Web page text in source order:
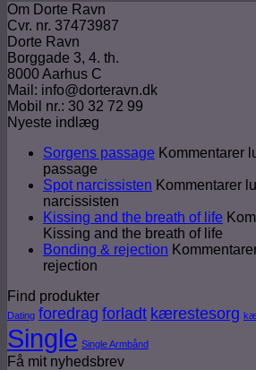
Om Dorte Ravn
Cvr. nr. 37473987
Dorte Ravn
Borggade 3, 4. th.
8000 Aarhus C
Mail: info@dorteravn.dk
Mobil nr.: 30 32 72 99
Nyeste indlæg
Sorgens passage Kommentarer
passage
Spot narcissisten Kommentarer
narcissisten
Kissing and the breath of life
Kissing and the breath of life
Bonding & rejection
rejection
Find produkter
Dating foredrag forladt kærestesorg
Single Single Armbånd
Få mit nyhedsbrev